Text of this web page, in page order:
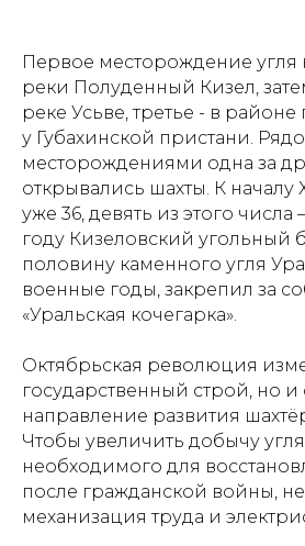
Первое месторождение угля
реки Полуденный Кизел,
реке Усьве, третье - в
у Губахинской пристани.
месторождениями одна за
открывались шахты. К началу
уже 36, девять из этого числа –
году Кизеловский угольный
половину каменного угля
военные годы, закрепил за
«Уральская кочегарка».
Октябрьская революция
государственный строй, но
направление развития
Чтобы увеличить добычу
необходимого для
после гражданской войны,
механизация труда и